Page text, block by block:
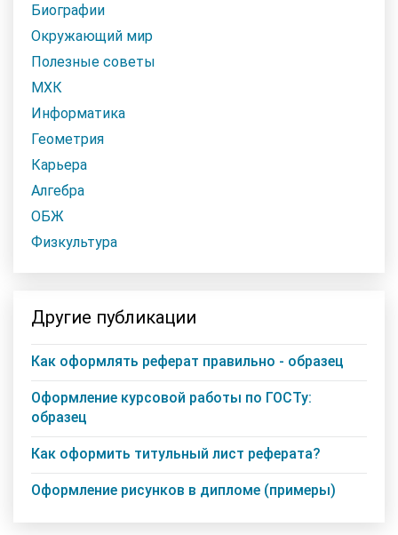
Биографии
Окружающий мир
Полезные советы
МХК
Информатика
Геометрия
Карьера
Алгебра
ОБЖ
Физкультура
Другие публикации
Как оформлять реферат правильно - образец
Оформление курсовой работы по ГОСТу:
образец
Как оформить титульный лист реферата?
Оформление рисунков в дипломе (примеры)